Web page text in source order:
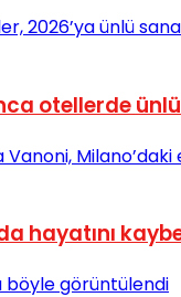
otellerde
hayatını